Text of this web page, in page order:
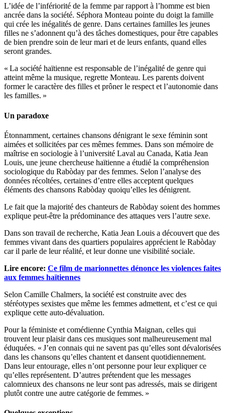
L’idée de l’infériorité de la femme par rapport à l’homme est bien
ancrée dans la société. Séphora Monteau pointe du doigt la famille
qui crée les inégalités de genre. Dans certaines familles les jeunes
filles ne s’adonnent qu’à des tâches domestiques, pour être capables
de bien prendre soin de leur mari et de leurs enfants, quand elles
seront grandes.
« La société haïtienne est responsable de l’inégalité de genre qui
atteint même la musique, regrette Monteau. Les parents doivent
former le caractère des filles et prôner le respect et l’autonomie dans
les familles. »
Un paradoxe
Étonnamment, certaines chansons dénigrant le sexe féminin sont
aimées et sollicitées par ces mêmes femmes. Dans son mémoire de
maîtrise en sociologie à l’université Laval au Canada, Katia Jean
Louis, une jeune chercheuse haïtienne a étudié la compréhension
sociologique du Rabòday par des femmes. Selon l’analyse des
données récoltées, certaines d’entre elles acceptent quelques
éléments des chansons Rabòday quoiqu’elles les dénigrent.
Le fait que la majorité des chanteurs de Rabòday soient des hommes
explique peut-être la prédominance des attaques vers l’autre sexe.
Dans son travail de recherche, Katia Jean Louis a découvert que des
femmes vivant dans des quartiers populaires apprécient le Rabòday
car il parle de leur réalité, et leur donne une visibilité sociale.
Lire encore: Ce film de marionnettes dénonce les violences faites
aux femmes haïtiennes
Selon Camille Chalmers, la société est construite avec des
stéréotypes sexistes que même les femmes admettent, et c’est ce qui
explique cette auto-dévaluation.
Pour la féministe et comédienne Cynthia Maignan, celles qui
trouvent leur plaisir dans ces musiques sont malheureusement mal
éduquées. « J’en connais qui ne savent pas qu’elles sont dévalorisées
dans les chansons qu’elles chantent et dansent quotidiennement.
Dans leur entourage, elles n’ont personne pour leur expliquer ce
qu’elles représentent. D’autres prétendent que les messages
calomnieux des chansons ne leur sont pas adressés, mais se dirigent
plutôt contre une autre catégorie de femmes. »